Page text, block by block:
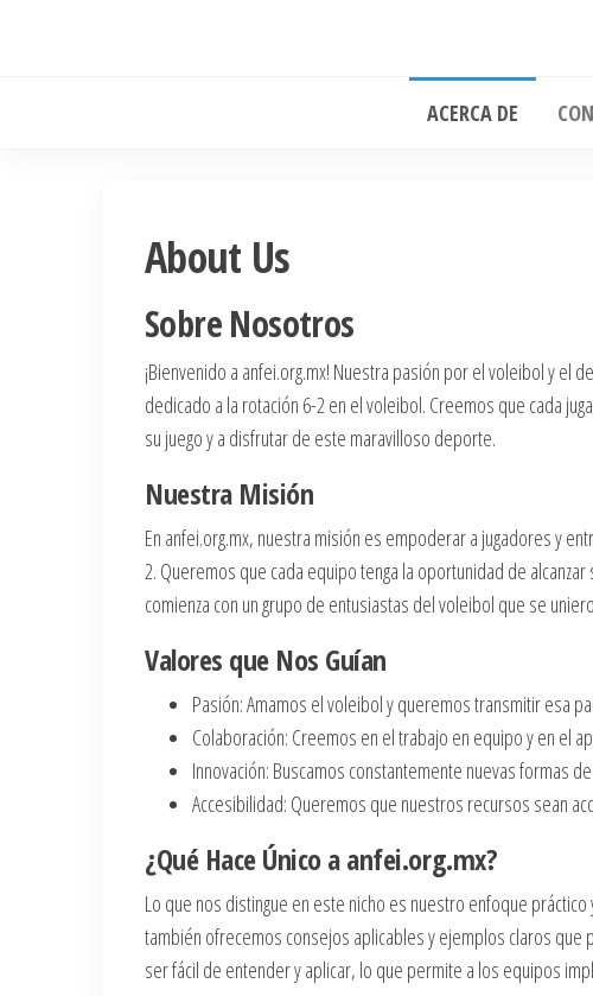
ACERCA DE
About Us
Sobre Nosotros
¡Bienvenido a anfei.org.mx! Nuestra pasión por el voleibol y
dedicado a la rotación 6-2 en el voleibol. Creemos que cada
su juego y a disfrutar de este maravilloso deporte.
Nuestra Misión
En anfei.org.mx, nuestra misión es empoderar a jugadores y
2. Queremos que cada equipo tenga la oportunidad de
comienza con un grupo de entusiastas del voleibol que se
Valores que Nos Guían
Pasión: Amamos el voleibol y queremos transmitir esa
Colaboración: Creemos en el trabajo en equipo y en el
Innovación: Buscamos constantemente nuevas formas
Accesibilidad: Queremos que nuestros recursos sean
¿Qué Hace Único a anfei.org.mx?
Lo que nos distingue en este nicho es nuestro enfoque
también ofrecemos consejos aplicables y ejemplos claros que
ser fácil de entender y aplicar, lo que permite a los equipos